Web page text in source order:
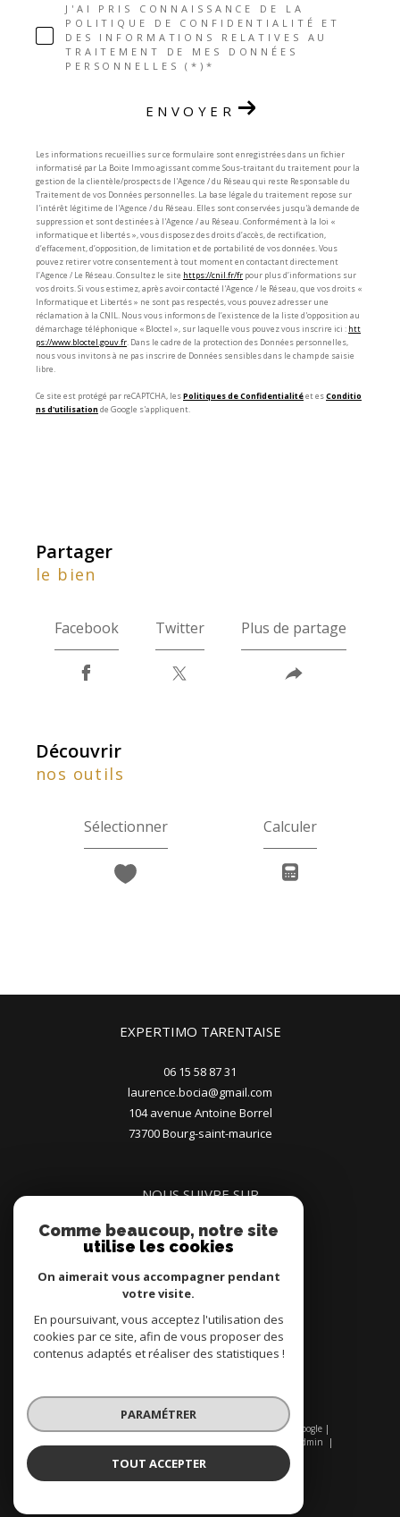
J'AI PRIS CONNAISSANCE DE LA
POLITIQUE DE CONFIDENTIALITÉ ET
DES INFORMATIONS RELATIVES AU
TRAITEMENT DE MES DONNÉES
PERSONNELLES (*)*
ENVOYER
Les informations recueillies sur ce formulaire sont enregistrées dans un fichier
informatisé par La Boite Immo agissant comme Sous-traitant du traitement pour la
gestion de la clientèle/prospects de l'Agence / du Réseau qui reste Responsable du
Traitement de vos Données personnelles. La base légale du traitement repose sur
l'intérêt légitime de l'Agence / du Réseau. Elles sont conservées jusqu'à demande de
suppression et sont destinées à l'Agence / au Réseau. Conformément à la loi «
informatique et libertés », vous disposez des droits d’accès, de rectification,
d’effacement, d’opposition, de limitation et de portabilité de vos données. Vous
pouvez retirer votre consentement à tout moment en contactant directement
l’Agence / Le Réseau. Consultez le site https://cnil.fr/fr pour plus d’informations sur
vos droits. Si vous estimez, après avoir contacté l'Agence / le Réseau, que vos droits «
Informatique et Libertés » ne sont pas respectés, vous pouvez adresser une
réclamation à la CNIL. Nous vous informons de l’existence de la liste d'opposition au
démarchage téléphonique « Bloctel », sur laquelle vous pouvez vous inscrire ici : htt
ps://www.bloctel.gouv.fr. Dans le cadre de la protection des Données personnelles,
nous vous invitons à ne pas inscrire de Données sensibles dans le champ de saisie
libre.
Ce site est protégé par reCAPTCHA, lesPolitiques de Confidentialitéet esConditio
ns d'utilisation de Google s'appliquent.
partager
le bien
Facebook Twitter Plus de partage
découvrir
nos outils
Sélectionner Calculer
EXPERTIMO TARENTAISE
06 15 58 87 31
laurence.bocia@gmail.com
104 avenue Antoine Borrel
73700
bourg-saint-maurice
NOUS SUIVRE SUR
ADHÉRENTS
© 2026 | Tous droits réservés | Traduction powered by Google |
Admin
Comme beaucoup, notre site
utilise les cookies
On aimerait vous accompagner pendant
votre visite.
En poursuivant, vous acceptez l'utilisation des
cookies par ce site, afin de vous proposer des
contenus adaptés et réaliser des statistiques !
PARAMÉTRER
TOUT ACCEPTER